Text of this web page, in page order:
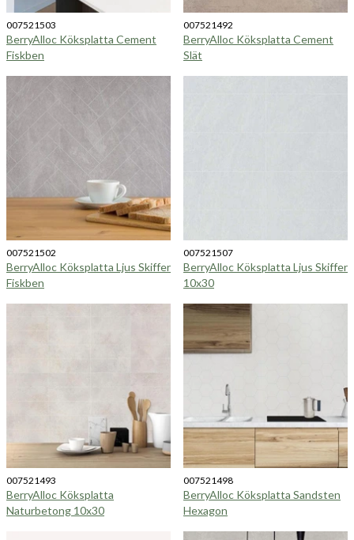
007521503
BerryAlloc Köksplatta Cement
Fiskben
007521492
BerryAlloc Köksplatta Cement
Slät
007521502
BerryAlloc Köksplatta Ljus Skiffer
Fiskben
007521507
BerryAlloc Köksplatta Ljus Skiffer
10x30
007521493
BerryAlloc Köksplatta
Naturbetong 10x30
007521498
BerryAlloc Köksplatta Sandsten
Hexagon